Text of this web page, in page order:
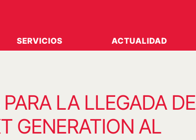
SERVICIOS ACTUALIDAD
LA LLEGADA DE
GENERATION AL